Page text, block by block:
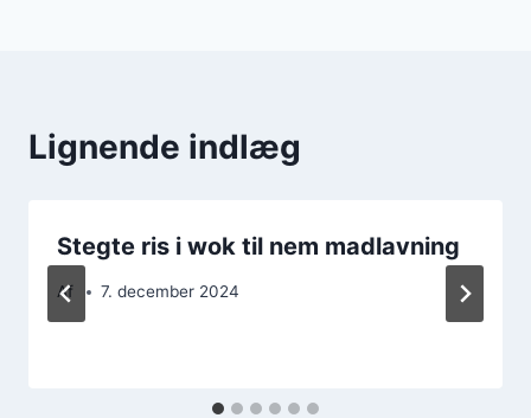
Lignende indlæg
Stegte ris i wok til nem madlavning
Af 7. december 2024